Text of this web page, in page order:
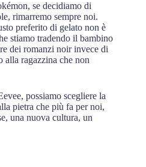
se decidiamo di
rimarremo sempre noi.
preferito di gelato non è
stiamo tradendo il bambino
dei romanzi noir invece di
alla ragazzina che non
possiamo scegliere la
pietra che più fa per noi,
una nuova cultura, un